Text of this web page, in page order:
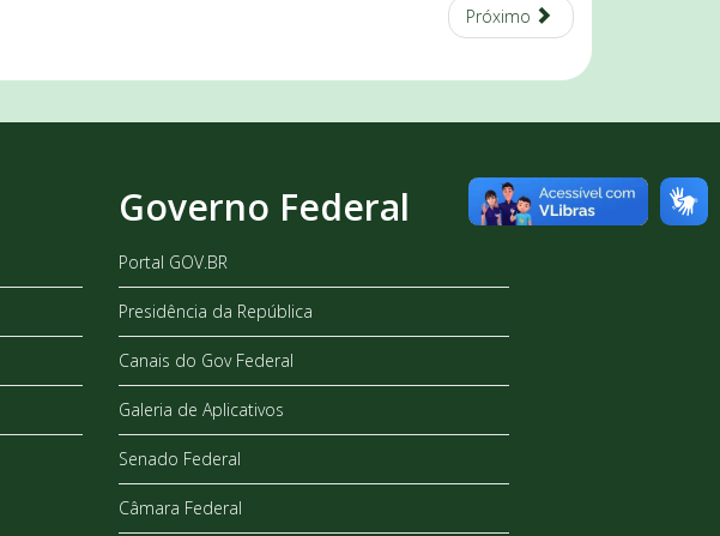
Próximo
Governo Federal
Portal GOV.BR
Presidência da República
Canais do Gov Federal
Galeria de Aplicativos
Senado Federal
Câmara Federal